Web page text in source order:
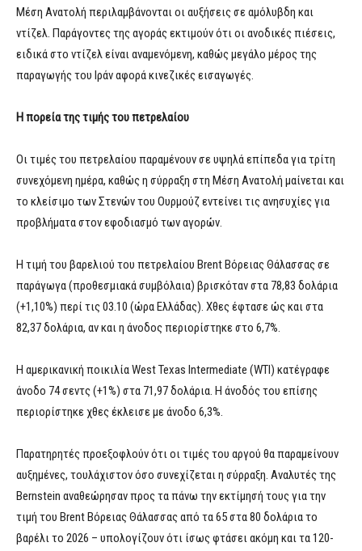
Μέση Ανατολή περιλαμβάνονται οι αυξήσεις σε αμόλυβδη και
ντίζελ. Παράγοντες της αγοράς εκτιμούν ότι οι ανοδικές πιέσεις,
ειδικά στο ντίζελ είναι αναμενόμενη, καθώς μεγάλο μέρος της
παραγωγής του Ιράν αφορά κινεζικές εισαγωγές.
Η πορεία της τιμής του πετρελαίου
Οι τιμές του πετρελαίου παραμένουν σε υψηλά επίπεδα για τρίτη
συνεχόμενη ημέρα, καθώς η σύρραξη στη Μέση Ανατολή μαίνεται και
το κλείσιμο των Στενών του Ουρμούζ εντείνει τις ανησυχίες για
προβλήματα στον εφοδιασμό των αγορών.
Η τιμή του βαρελιού του πετρελαίου Brent Βόρειας Θάλασσας σε
παράγωγα (προθεσμιακά συμβόλαια) βρισκόταν στα 78,83 δολάρια
(+1,10%) περί τις 03.10 (ώρα Ελλάδας). Χθες έφτασε ώς και στα
82,37 δολάρια, αν και η άνοδος περιορίστηκε στο 6,7%.
Η αμερικανική ποικιλία West Texas Intermediate (WTI) κατέγραφε
άνοδο 74 σεντς (+1%) στα 71,97 δολάρια. Η άνοδός του επίσης
περιορίστηκε χθες έκλεισε με άνοδο 6,3%.
Παρατηρητές προεξοφλούν ότι οι τιμές του αργού θα παραμείνουν
αυξημένες, τουλάχιστον όσο συνεχίζεται η σύρραξη. Αναλυτές της
Bernstein αναθεώρησαν προς τα πάνω την εκτίμησή τους για την
τιμή του Brent Βόρειας Θάλασσας από τα 65 στα 80 δολάρια το
βαρέλι το 2026 – υπολογίζουν ότι ίσως φτάσει ακόμη και τα 120-